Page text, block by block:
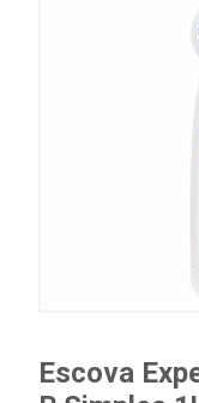
Escova